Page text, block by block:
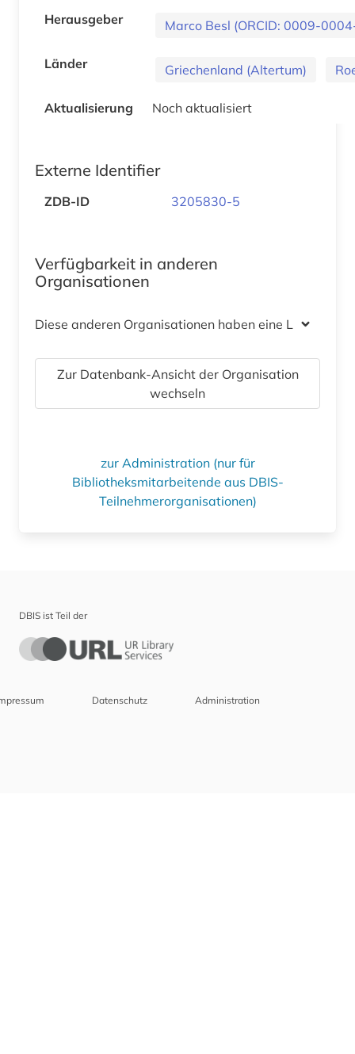
Herausgeber Marco Besl (ORCID: 0009-
Länder Griechenland (Altertum)
Aktualisierung Noch aktualisiert
Externe Identifier
ZDB-ID 3205830-5
Verfügbarkeit in anderen
Organisationen
Diese anderen Organisationen haben eine Lizenz
Zur Datenbank-Ansicht der Organisation
wechseln
zur Administration (nur für
Bibliotheksmitarbeitende aus DBIS-
Teilnehmerorganisationen)
DBIS ist Teil der
Datenschutz Administration